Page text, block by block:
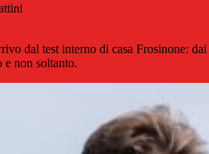
dal test interno di casa Frosinone: dai
non soltanto.